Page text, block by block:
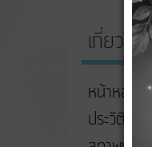
เกี่ยวกั
หน้าหลัก
ประวัติควา